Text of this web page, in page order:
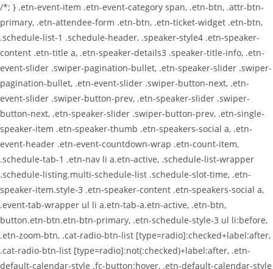
/*; } .etn-event-item .etn-event-category span, .etn-btn, .attr-btn-
primary, .etn-attendee-form .etn-btn, .etn-ticket-widget .etn-btn,
.schedule-list-1 .schedule-header, .speaker-style4 .etn-speaker-
content .etn-title a, .etn-speaker-details3 .speaker-title-info, .etn-
event-slider .swiper-pagination-bullet, .etn-speaker-slider .swiper-
pagination-bullet, .etn-event-slider .swiper-button-next, .etn-
event-slider .swiper-button-prev, .etn-speaker-slider .swiper-
button-next, .etn-speaker-slider .swiper-button-prev, .etn-single-
speaker-item .etn-speaker-thumb .etn-speakers-social a, .etn-
event-header .etn-event-countdown-wrap .etn-count-item,
.schedule-tab-1 .etn-nav li a.etn-active, .schedule-list-wrapper
.schedule-listing.multi-schedule-list .schedule-slot-time, .etn-
speaker-item.style-3 .etn-speaker-content .etn-speakers-social a,
.event-tab-wrapper ul li a.etn-tab-a.etn-active, .etn-btn,
button.etn-btn.etn-btn-primary, .etn-schedule-style-3 ul li:before,
.etn-zoom-btn, .cat-radio-btn-list [type=radio]:checked+label:after,
.cat-radio-btn-list [type=radio]:not(:checked)+label:after, .etn-
default-calendar-style .fc-button:hover, .etn-default-calendar-style